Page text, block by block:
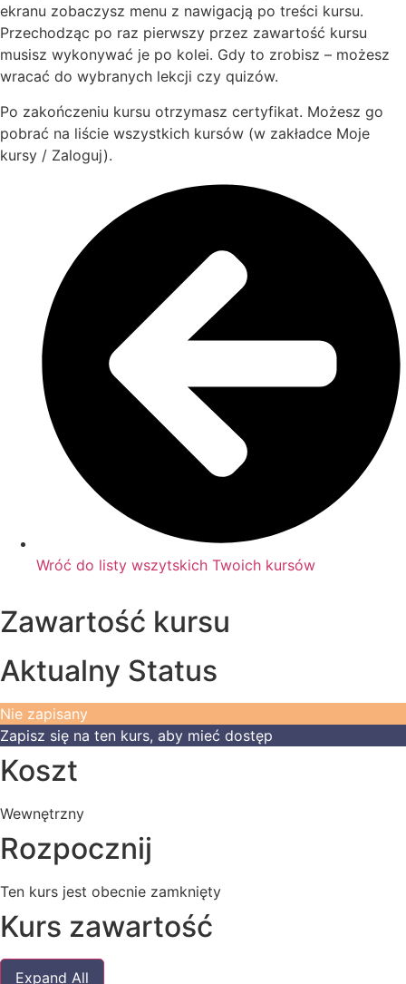
ekranu zobaczysz menu z nawigacją po treści kursu.
Przechodząc po raz pierwszy przez zawartość kursu
musisz wykonywać je po kolei. Gdy to zrobisz – możesz
wracać do wybranych lekcji czy quizów.
Po zakończeniu kursu otrzymasz certyfikat. Możesz go
pobrać na liście wszystkich kursów (w zakładce Moje
kursy / Zaloguj).
Wróć do listy wszytskich Twoich kursów
Zawartość kursu
Aktualny Status
Nie zapisany
Zapisz się na ten kurs, aby mieć dostęp
Koszt
Wewnętrzny
Rozpocznij
Ten kurs jest obecnie zamknięty
Kurs zawartość
Expand All